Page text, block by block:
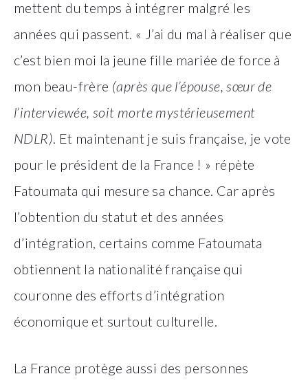
mettent du temps à intégrer malgré les
années qui passent. « J’ai du mal à réaliser que
c’est bien moi la jeune fille mariée de force à
mon beau-frère (après que l’épouse, sœur de
l’interviewée, soit morte mystérieusement
NDLR). Et maintenant je suis française, je vote
pour le président de la France ! » répète
Fatoumata qui mesure sa chance. Car après
l’obtention du statut et des années
d’intégration, certains comme Fatoumata
obtiennent la nationalité française qui
couronne des efforts d’intégration
économique et surtout culturelle.
La France protège aussi des personnes